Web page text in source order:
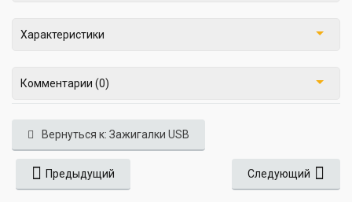
Характеристики
Комментарии (0)
Вернуться к: Зажигалки USB
Предыдущий Следующий